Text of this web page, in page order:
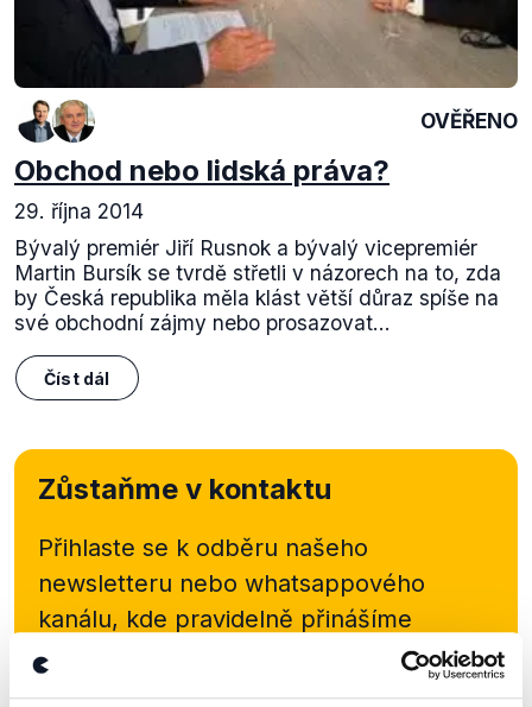
OVĚŘENO
Obchod nebo lidská práva?
29. října 2014
Bývalý premiér Jiří Rusnok a bývalý vicepremiér
Martin Bursík se tvrdě střetli v názorech na to, zda
by Česká republika měla klást větší důraz spíše na
své obchodní zájmy nebo prosazovat...
Číst dál
Zůstaňme v kontaktu
Přihlaste se k odběru našeho
newsletteru nebo whatsappového
kanálu, kde pravidelně přinášíme
shrnutí nejzajímavějších článků a analýz.
Začněte nás odebírat, a mějte tak